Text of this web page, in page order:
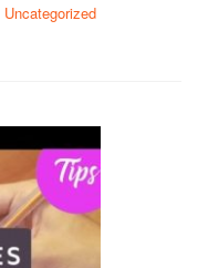
Uncategorized